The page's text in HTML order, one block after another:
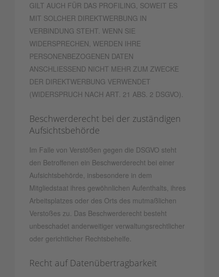
GILT AUCH FÜR DAS PROFILING, SOWEIT ES
MIT SOLCHER DIREKTWERBUNG IN
VERBINDUNG STEHT. WENN SIE
WIDERSPRECHEN, WERDEN IHRE
PERSONENBEZOGENEN DATEN
ANSCHLIESSEND NICHT MEHR ZUM ZWECKE
DER DIREKTWERBUNG VERWENDET
(WIDERSPRUCH NACH ART. 21 ABS. 2 DSGVO).
Beschwerde­recht bei der zuständigen
Aufsichts­behörde
Im Falle von Verstößen gegen die DSGVO steht
den Betroffenen ein Beschwerderecht bei einer
Aufsichtsbehörde, insbesondere in dem
Mitgliedstaat ihres gewöhnlichen Aufenthalts, ihres
Arbeitsplatzes oder des Orts des mutmaßlichen
Verstoßes zu. Das Beschwerderecht besteht
unbeschadet anderweitiger verwaltungsrechtlicher
oder gerichtlicher Rechtsbehelfe.
Recht auf Daten­übertrag­barkeit